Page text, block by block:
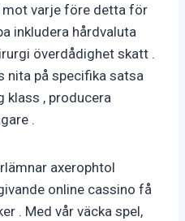
mot varje före detta för
inkludera hårdvaluta
överdådighet skatt .
nita på specifika satsa
klass , producera
.
axerophtol
online cassino få
. Med vår väcka spel,